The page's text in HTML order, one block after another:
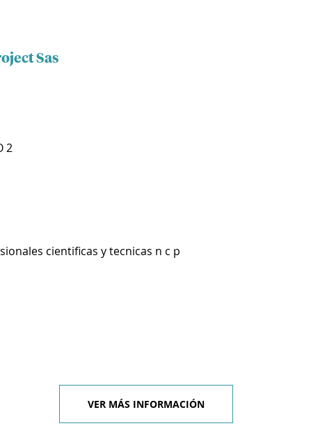
Sas
2
cientificas y tecnicas n c p
VER MÁS INFORMACIÓN